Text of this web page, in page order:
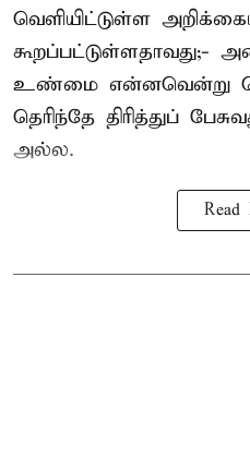
வெளியிட்டுள்ள
கூறப்பட்டுள்ளதாவது;-
உண்மை என்னவென்று
தெரிந்தே திரித்துப்
அல்ல.
Read